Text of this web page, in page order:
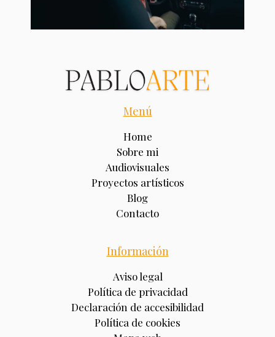
Menú
Home
Sobre mi
Audiovisuales
Proyectos artísticos
Blog
Contacto
Información
Aviso legal
Política de privacidad
Declaración de accesibilidad
Política de cookies